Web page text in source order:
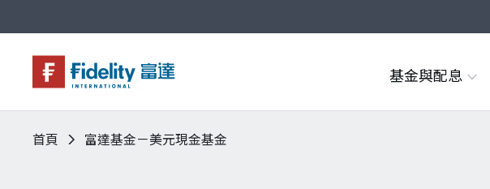
基金與配息
基金與配息
永續投資
投資洞見
投資解決方案
關於富達
企業永續
客戶服務
首頁 富達基金－美元現金基金